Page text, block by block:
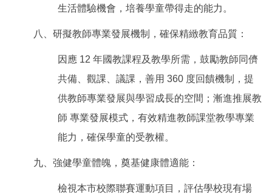
生活體驗機會，培養學童帶得走的能力。
八、研擬教師專業發展機制，確保精緻教育品質：
因應 12 年國教課程及教學所需，鼓勵教師同儕
共備、觀課、議課，善用 360 度回饋機制，提
供教師專業發展與學習成長的空間；漸進推展教
師 專業發展模式，有效精進教師課堂教學專業
能力，確保學童的受教權。
九、強健學童體魄，奠基健康體適能：
檢視本市校際聯賽運動項目，評估學校現有場